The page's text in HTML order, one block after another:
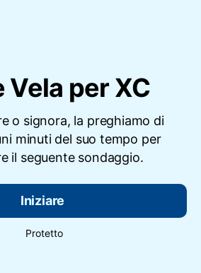
Vela per XC
o signora, la preghiamo di
minuti del suo tempo per
il seguente sondaggio.
Iniziare
Protetto